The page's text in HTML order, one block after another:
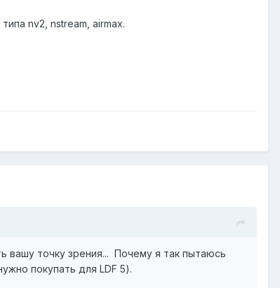
nv2, nstream, airmax.
вашу точку зрения... Почему я так пытаюсь
покупать для LDF 5).